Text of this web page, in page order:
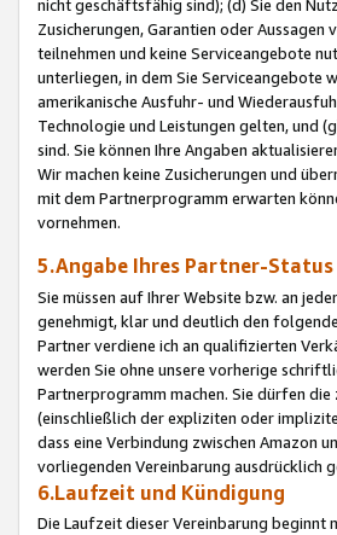
nicht geschäftsfähig sind); (d) Sie den
Zusicherungen, Garantien oder
teilnehmen und keine Serviceangebote
unterliegen, in dem Sie Serviceangebote
amerikanische Ausfuhr- und
Technologie und Leistungen gelten, und
sind. Sie können Ihre Angaben
Wir machen keine Zusicherungen und
mit dem Partnerprogramm erwarten
vornehmen.
5.Angabe Ihres Partner-Status
Sie müssen auf Ihrer Website bzw. an
genehmigt, klar und deutlich den
Partner verdiene ich an qualifizierten
werden Sie ohne unsere vorherige
Partnerprogramm machen. Sie dürfen die
(einschließlich der expliziten oder
dass eine Verbindung zwischen Amazon
vorliegenden Vereinbarung ausdrücklich
6.Laufzeit und Kündigung
Die Laufzeit dieser Vereinbarung beginnt